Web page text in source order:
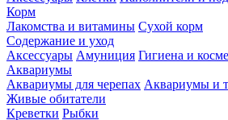
Корм
Лакомства и витамины Сухой корм
Содержание и уход
Аксессуары Амуниция Гигиена и
Аквариумы
Аквариумы для черепах Аквариумы и
Живые обитатели
Креветки Рыбки